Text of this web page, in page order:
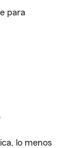
para
lo menos